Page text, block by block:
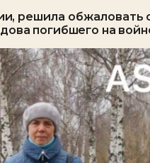
решила обжаловать
погибшего на